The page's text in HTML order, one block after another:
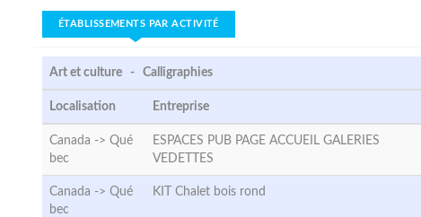
ÉTABLISSEMENTS PAR ACTIVITÉ
Art et culture - Calligraphies
Localisation Entreprise
Canada -> Qué
bec
ESPACES PUB PAGE ACCUEIL GALERIES
VEDETTES
Canada -> Qué
bec
KIT Chalet bois rond